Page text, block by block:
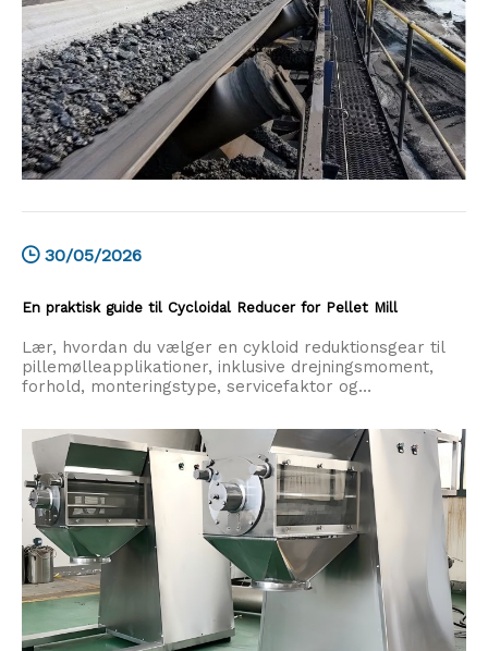
30/05/2026
En praktisk guide til Cycloidal Reducer for Pellet Mill
Lær, hvordan du vælger en cykloid reduktionsgear til
pillemølleapplikationer, inklusive drejningsmoment,
forhold, monteringstype, servicefaktor og